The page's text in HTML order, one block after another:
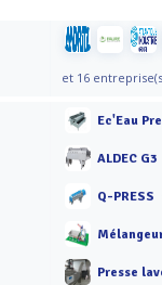
et 16
Ec'Eau
ALDEC G3
Q-PRESS
Presse